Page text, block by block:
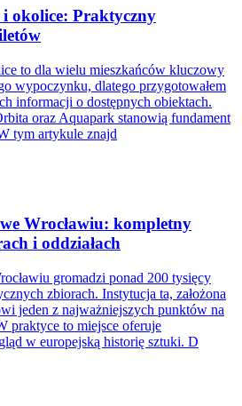
okolice: Praktyczny
to dla wielu mieszkańców kluczowy
wypoczynku, dlatego przygotowałem
informacji o dostępnych obiektach.
oraz Aquapark stanowią fundament
tym artykule znajd
Wrocławiu: kompletny
i oddziałach
gromadzi ponad 200 tysięcy
zbiorach. Instytucja ta, założona
jeden z najważniejszych punktów na
praktyce to miejsce oferuje
w europejską historię sztuki. D